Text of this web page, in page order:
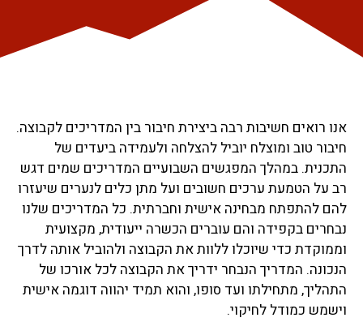
אנו רואים חשיבות רבה ביצירת חיבור בין המדריכים לקבוצה.
חיבור טוב ומוצלח יוביל להצלחה ולעמידה ביעדים של
התכנית. במהלך המפגשים השבועיים המדריכים שמים דגש
רב על הטמעת ערכים חשובים ועל מתן כלים לנערים שיעזרו
להם להתפתח מבחינה אישית וחברתית. כל המדריכים שלנו
נבחרים בקפידה והם עוברים הכשרה ייעודית, מקצועית
וממוקדת כדי שיוכלו ללוות את הקבוצה ולהוביל אותה לדרך
הנכונה. המדריך הנבחר ידריך את הקבוצה לכל אורכו של
התהליך, מתחילתו ועד סופו, והוא תמיד יהווה דוגמה אישית
וישמש כמודל לחיקוי.